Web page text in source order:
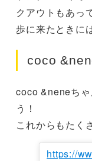
クアウトもあっ
歩に来たときに
coco
coco &neneち
う！
これからもたく
https://